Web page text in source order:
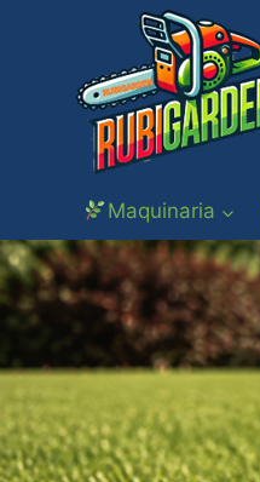
contenido
Maquinaria